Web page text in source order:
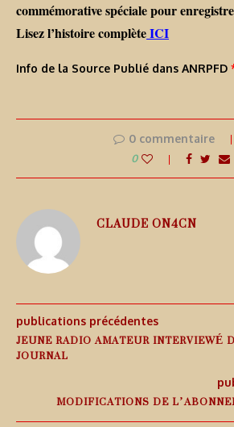
commémorative spéciale pour
Lisez l’histoire complèteICI
Info de la Source Publié dans ANRPFD
0 commentaire
0
CLAUDE ON4CN
publications précédentes
JEUNE RADIO AMATEUR INTERVIEWÉ
JOURNAL
MODIFICATIONS DE